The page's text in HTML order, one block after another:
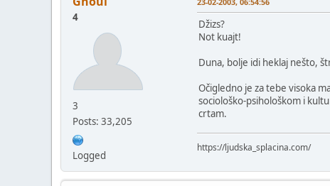
4
3
Posts: 33,205
Logged
Džizs?
Not kuajt!
Duna, bolje idi heklaj nešto,
Očigledno je za tebe visoka
sociološko-psihološkom i
crtam.
https://ljudska_splacina.com/